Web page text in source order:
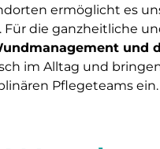
ermöglicht es
die ganzheitliche
und
im Alltag und
Pflegeteams ein.